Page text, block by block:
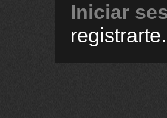
Iniciar
registrarte.